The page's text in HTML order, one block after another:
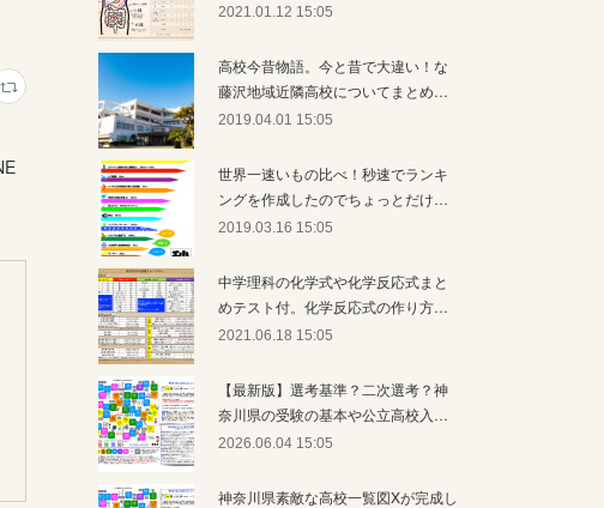
2021.01.12 15:05
高校今昔物語。今と昔で大違い！な
藤沢地域近隣高校についてまとめ…
2019.04.01 15:05
世界一速いもの比べ！秒速でランキ
ングを作成したのでちょっとだけ…
2019.03.16 15:05
中学理科の化学式や化学反応式まと
めテスト付。化学反応式の作り方…
2021.06.18 15:05
【最新版】選考基準？二次選考？神
奈川県の受験の基本や公立高校入…
2026.06.04 15:05
神奈川県素敵な高校一覧図Xが完成し